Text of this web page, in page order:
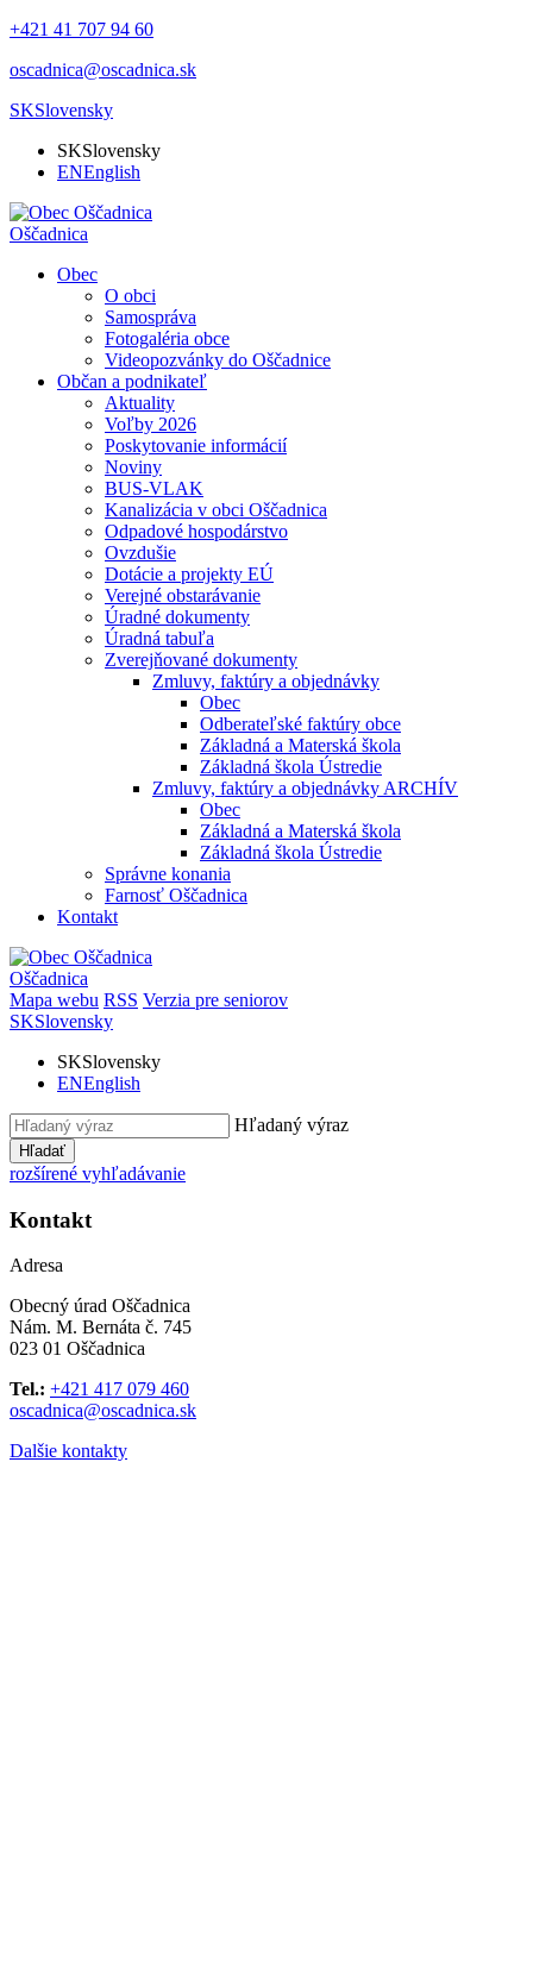
+421 41 707 94 60
oscadnica@oscadnica.sk
SKSlovensky
SKSlovensky
ENEnglish
Oščadnica
Obec
O obci
Samospráva
Fotogaléria obce
Videopozvánky do Oščadnice
Občan a podnikateľ
Aktuality
Voľby 2026
Poskytovanie informácií
Noviny
BUS-VLAK
Kanalizácia v obci Oščadnica
Odpadové hospodárstvo
Ovzdušie
Dotácie a projekty EÚ
Verejné obstarávanie
Úradné dokumenty
Úradná tabuľa
Zverejňované dokumenty
Zmluvy, faktúry a objednávky
Obec
Odberateľské faktúry obce
Základná a Materská škola
Základná škola Ústredie
Zmluvy, faktúry a objednávky ARCHÍV
Obec
Základná a Materská škola
Základná škola Ústredie
Správne konania
Farnosť Oščadnica
Kontakt
Oščadnica
Mapa webu RSS Verzia pre seniorov
SKSlovensky
SKSlovensky
ENEnglish
Hľadaný výraz
Hľadať
rozšírené vyhľadávanie
Kontakt
Adresa
Obecný úrad Oščadnica
Nám. M. Bernáta č. 745
023 01 Oščadnica
Tel.: +421 417 079 460
oscadnica@oscadnica.sk
Dalšie kontakty